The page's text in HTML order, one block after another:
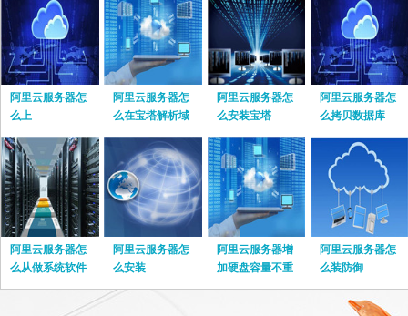
阿里云服务器怎
么上
阿里云服务器怎
么在宝塔解析域
名
阿里云服务器怎
么安装宝塔
阿里云服务器怎
么拷贝数据库
阿里云服务器怎
么从做系统软件
阿里云服务器怎
么安装
阿里云服务器增
加硬盘容量不重
启
阿里云服务器怎
么装防御